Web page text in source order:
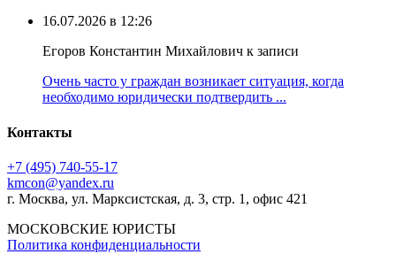
16.07.2026 в 12:26
Егоров Константин Михайлович к записи
Очень часто у граждан возникает ситуация, когда
необходимо юридически подтвердить ...
Контакты
+7 (495) 740‑55‑17
kmcon@yandex.ru
г. Москва, ул. Марксистская, д. 3, стр. 1, офис 421
МОСКОВСКИЕ ЮРИСТЫ
Политика конфиденциальности